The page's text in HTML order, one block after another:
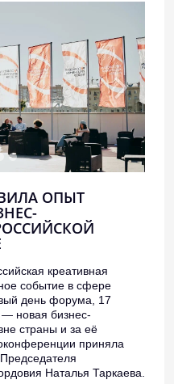
ОПЫТ
креативная
событие в сфере
день форума, 17
новая бизнес-
страны и за её
приняла
Наталья Таркаева.